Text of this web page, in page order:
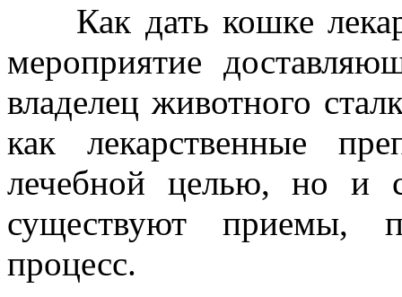
Как дать кошке
мероприятие
владелец животного
как лекарственные
лечебной целью, но и
существуют приемы,
процесс.